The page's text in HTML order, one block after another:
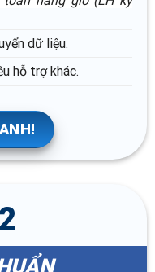
dữ liệu.
hỗ trợ khác.